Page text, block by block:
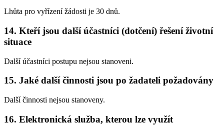
Lhůta pro vyřízení žádosti je 30 dnů.
14. Kteří jsou další účastníci (dotčení) řešení životní
situace
Další účastníci postupu nejsou stanoveni.
15. Jaké další činnosti jsou po žadateli požadovány
Další činnosti nejsou stanoveny.
16. Elektronická služba, kterou lze využít